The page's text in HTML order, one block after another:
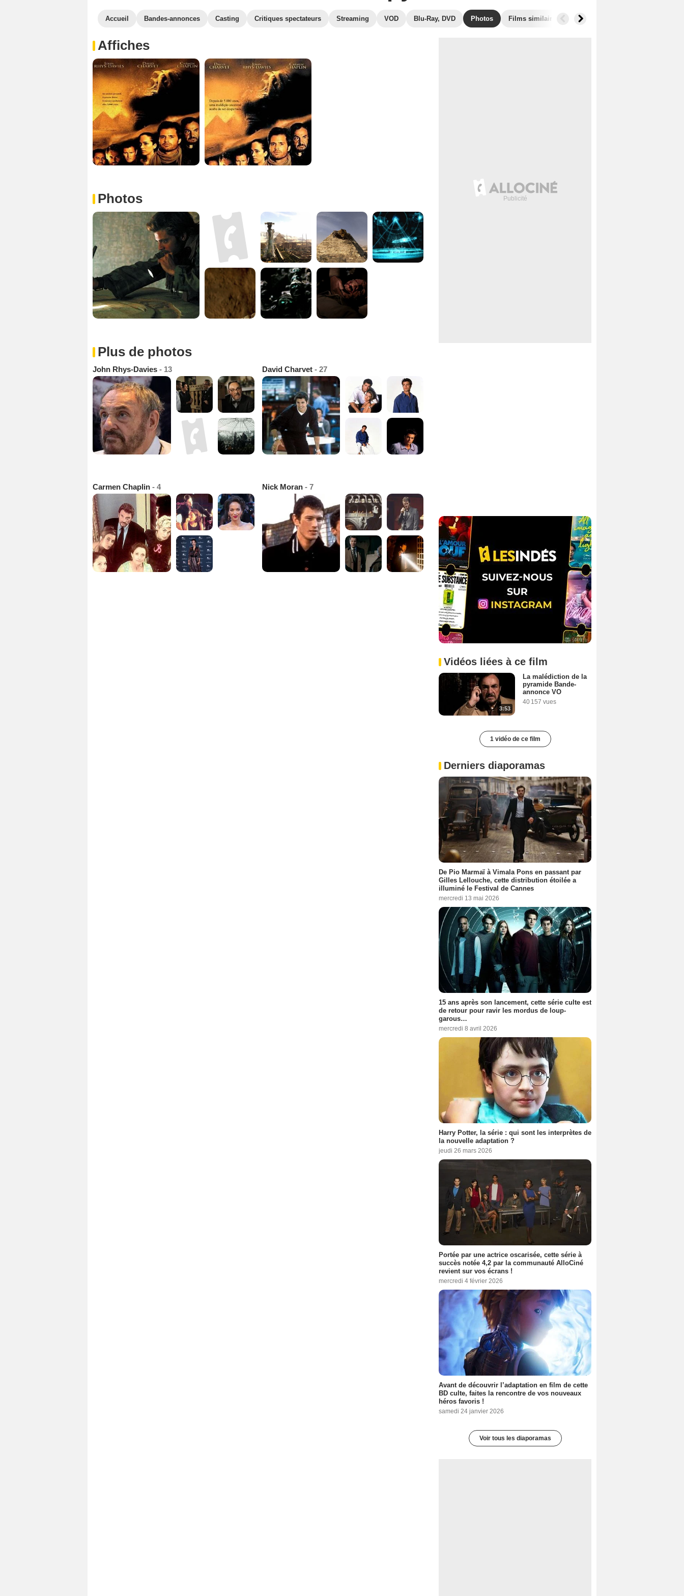
Accueil Bandes-annonces Casting Critiques spectateurs Streaming VOD Blu-Ray, DVD Photos Films similaires
Affiches
Photos
Plus de photos
John Rhys-Davies - 13 David Charvet - 27
Carmen Chaplin - 4 Nick Moran - 7
Vidéos liées à ce film
3:53
La malédiction de la
pyramide Bande-
annonce VO
40 157 vues
1 vidéo de ce film
Derniers diaporamas
De Pio Marmaï à Vimala Pons en passant par
Gilles Lellouche, cette distribution étoilée a
illuminé le Festival de Cannes
mercredi 13 mai 2026
15 ans après son lancement, cette série culte est
de retour pour ravir les mordus de loup-
garous…
mercredi 8 avril 2026
Harry Potter, la série : qui sont les interprètes de
la nouvelle adaptation ?
jeudi 26 mars 2026
Portée par une actrice oscarisée, cette série à
succès notée 4,2 par la communauté AlloCiné
revient sur vos écrans !
mercredi 4 février 2026
Avant de découvrir l’adaptation en film de cette
BD culte, faites la rencontre de vos nouveaux
héros favoris !
samedi 24 janvier 2026
Voir tous les diaporamas